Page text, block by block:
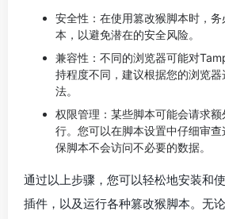
安全性：在使用篡改猴脚本时，
本，以避免潜在的安全风险。
兼容性：不同的浏览器可能对
持程度不同，建议根据您的浏览
法。
权限管理：某些脚本可能会请求
行。您可以在脚本设置中仔细审
保脚本不会访问不必要的数据。
通过以上步骤，您可以轻松地安装和
插件，以及运行各种篡改猴脚本。无